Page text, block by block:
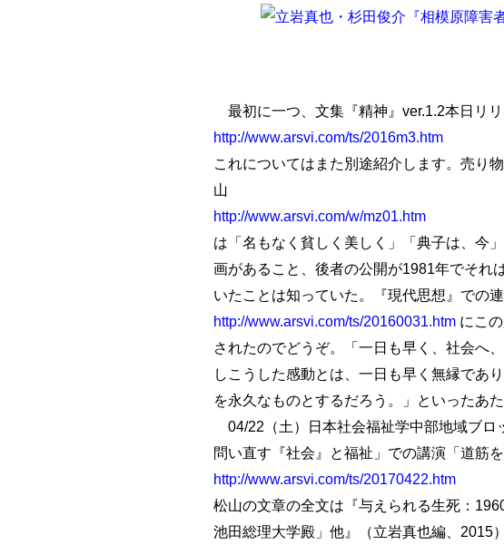
最初に一つ、文集『精神』ver.1.2本日リリ
http://www.arsvi.com/ts/2016m3.htm
これについてはまた別途紹介します。売り
山
http://www.arsvi.com/w/mz01.htm
は「名もなく貧しく美しく」「典子は、今
画があること、後者の公開が1981年でそれ
いたことは知っていた。『現代思想』での
http://www.arsvi.com/ts/20160031.htmにこの
されたのでどうぞ。「一日も早く、社会へ
しこうした感動とは、一日も早く無縁であ
を永久なものとするだろう。」といったあ
04/22（土）日本社会福祉学中部地域ブロ
問い直す『社会』と福祉」での講演「道筋
http://www.arsvi.com/ts/20170422.htm
松山の文章の全文は『与えられる生死：
池田総理大学殿」他』（立岩真也編、2015）